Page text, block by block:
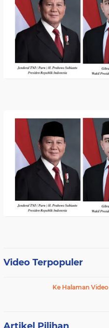
Video Terpopuler
Ke Halaman Video
Artikel Pilihan